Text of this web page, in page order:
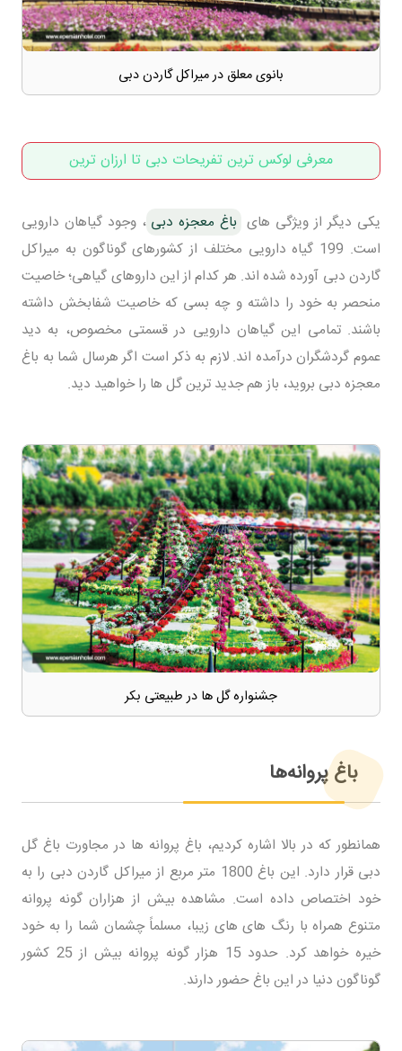
بانوی معلق در میراکل گاردن دبی
معرفی لوکس ترین تفریحات دبی تا ارزان ترین
یکی دیگر از ویژگی های باغ معجزه دبی ، وجود گیاهان دارویی
است. 199 گیاه دارویی مختلف از کشورهای گوناگون به میراکل
گاردن دبی آورده شده اند. هر کدام از این داروهای گیاهی؛ خاصیت
منحصر به خود را داشته و چه بسی که خاصیت شفابخش داشته
باشند. تمامی این گیاهان دارویی در قسمتی مخصوص، به دید
عموم گردشگران درآمده اند. لازم به ذکر است اگر هرسال شما به باغ
معجزه دبی بروید، باز هم جدید ترین گل ها را خواهید دید.
جشنواره گل ها در طبیعتی بکر
باغ پروانه‌ها
همانطور که در بالا اشاره کردیم، باغ پروانه ها در مجاورت باغ گل
دبی قرار دارد. این باغ 1800 متر مربع از میراکل گاردن دبی را به
خود اختصاص داده است. مشاهده بیش از هزاران گونه پروانه
متنوع همراه با رنگ های های زیبا، مسلماً چشمان شما را به خود
خیره خواهد کرد. حدود 15 هزار گونه پروانه بیش از 25 کشور
گوناگون دنیا در این باغ حضور دارند.